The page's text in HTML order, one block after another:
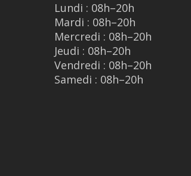
Lundi : 08h–20h
Mardi : 08h–20h
Mercredi : 08h–20h
Jeudi : 08h–20h
Vendredi : 08h–20h
Samedi : 08h–20h